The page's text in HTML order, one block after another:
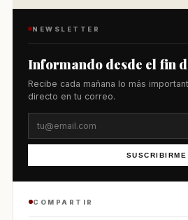
NEWSLETTER
Informando desde el fin
Recibe cada mañana lo más
directo en tu correo.
SUSCRIBIRME
COMPARTIR